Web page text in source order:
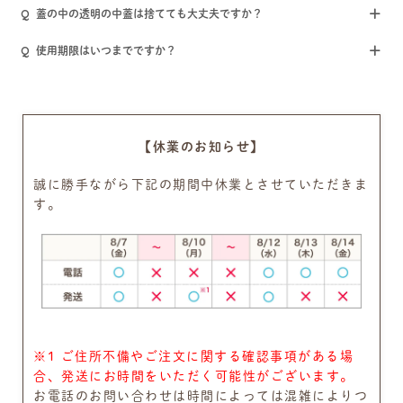
蓋の中の透明の中蓋は捨てても大丈夫ですか？
使用期限はいつまでですか？
【休業のお知らせ】
誠に勝手ながら下記の期間中休業とさせていただきま
す。
※1 ご住所不備やご注文に関する確認事項がある場
合、発送にお時間をいただく可能性がございます。
お電話のお問い合わせは時間によっては混雑によりつ